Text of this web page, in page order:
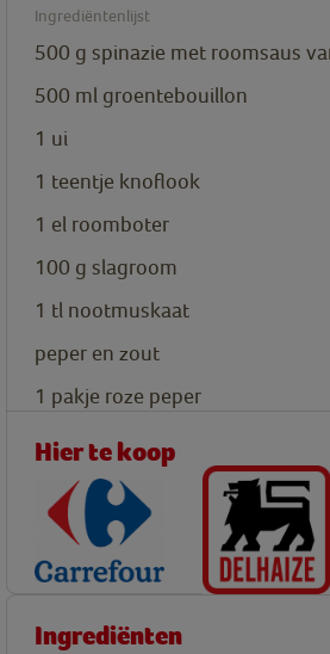
Ingrediëntenlijst
500 g spinazie met roomsaus
500 ml groentebouillon
1 ui
1 teentje knoflook
1 el roomboter
100 g slagroom
1 tl nootmuskaat
peper en zout
1 pakje roze peper
Hier te koop
Ingrediënten